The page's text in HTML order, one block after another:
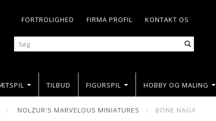
KONTAKT OS
FIRMA PROFIL
FORTROLIGHED
TILBUD FIGURSPIL HOBBY OG MALING
NOLZUR'S MARVELOUS MINIATURES BONE NAGA